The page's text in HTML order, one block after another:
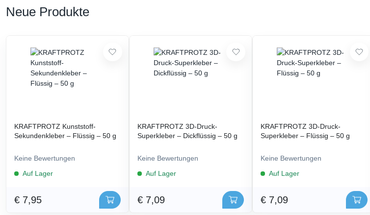
Neue Produkte
KRAFTPROTZ Kunststoff-
Sekundenkleber – Flüssig – 50 g
Keine Bewertungen
Auf Lager
€ 7,95
KRAFTPROTZ 3D-Druck-
Superkleber – Dickflüssig – 50 g
Keine Bewertungen
Auf Lager
€ 7,09
KRAFTPROTZ 3D-Druck-
Superkleber – Flüssig – 50 g
Keine Bewertungen
Auf Lager
€ 7,09